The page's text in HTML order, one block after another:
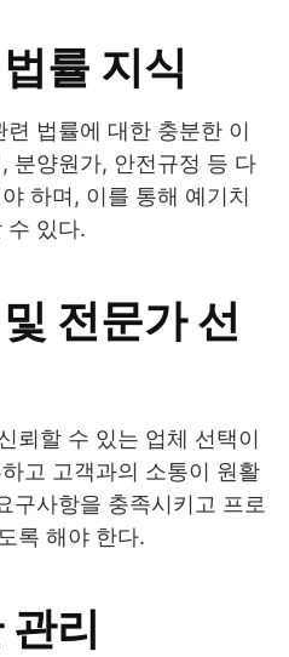
률 지식
법률에 대한 충분한 이
분양원가, 안전규정 등 다
하며, 이를 통해 예기치
수 있다.
전문가 선
뢰할 수 있는 업체 선택이
고 고객과의 소통이 원활
구사항을 충족시키고 프로
록 해야 한다.
관리